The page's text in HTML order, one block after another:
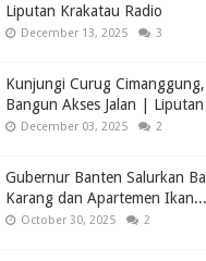
Liputan Krakatau Radio
December 13, 2025 3
Kunjungi Curug
Bangun Akses Jalan |
December 03, 2025 2
Gubernur Banten Salurkan
Karang dan Apartemen Ikan...
October 30, 2025 2